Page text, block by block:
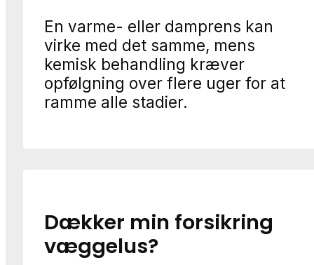
En varme- eller damprens kan
virke med det samme, mens
kemisk behandling kræver
opfølgning over flere uger for at
ramme alle stadier.
Dækker min forsikring
væggelus?